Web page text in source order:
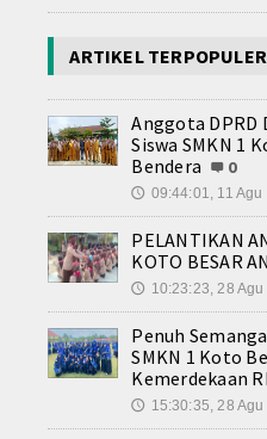
ARTIKEL TERPOPULER
Anggota DPRD
Siswa SMKN 1
Bendera
0
🕔 09:44:01, 11 Agu
PELANTIKAN
KOTO BESAR
🕔 10:23:23, 28 Agu
Penuh
SMKN 1 Koto
Kemerdekaan
🕔 15:30:35, 28 Agu